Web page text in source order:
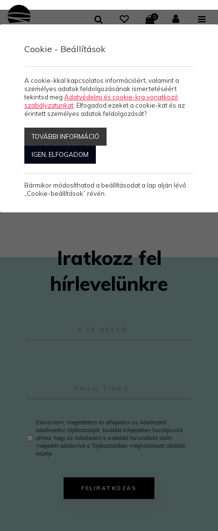
0
Póló
Szűrők: PÓLÓ
Rendezés: ABC Népszerű Ár
Iratkozz fel
hírlevelünkre
Elolvastam, megértettem és elfogadom az Adatkezelő
adatkezelési tájékoztatóját, továbbá kifejezetten hozzájárulok
ahhoz, hogy az Adatkezelő a weboldal használata során
megadott adataimat a Tájékoztatóban meghatározott célokból
kezelje.
FELIRATKOZÁS
Cookie - Beállítások
A cookie-kkal kapcsolatos információért, valamint a
személyes adatok feldolgozásának ismertetéséért
tekintsd meg Adatvédelmi és cookie-kra vonatkozó
szabályzatunkat . Elfogadod ezeket a cookie-kat és az
érintett személyes adatok feldolgozását?
TOVÁBBI INFORMÁCIÓ
IGEN, ELFOGADOM
Bármikor módosíthatod a beállításodat a lap alján lévő
„Cookie-beállítások” révén.